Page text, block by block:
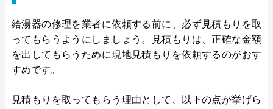
給湯器の修理を業者に依頼する前に、必ず見積もりを取
ってもらうようにしましょう。見積もりは、正確な金額
を出してもらうために現地見積もりを依頼するのがおす
すめです。
見積もりを取ってもらう理由として、以下の点が挙げら